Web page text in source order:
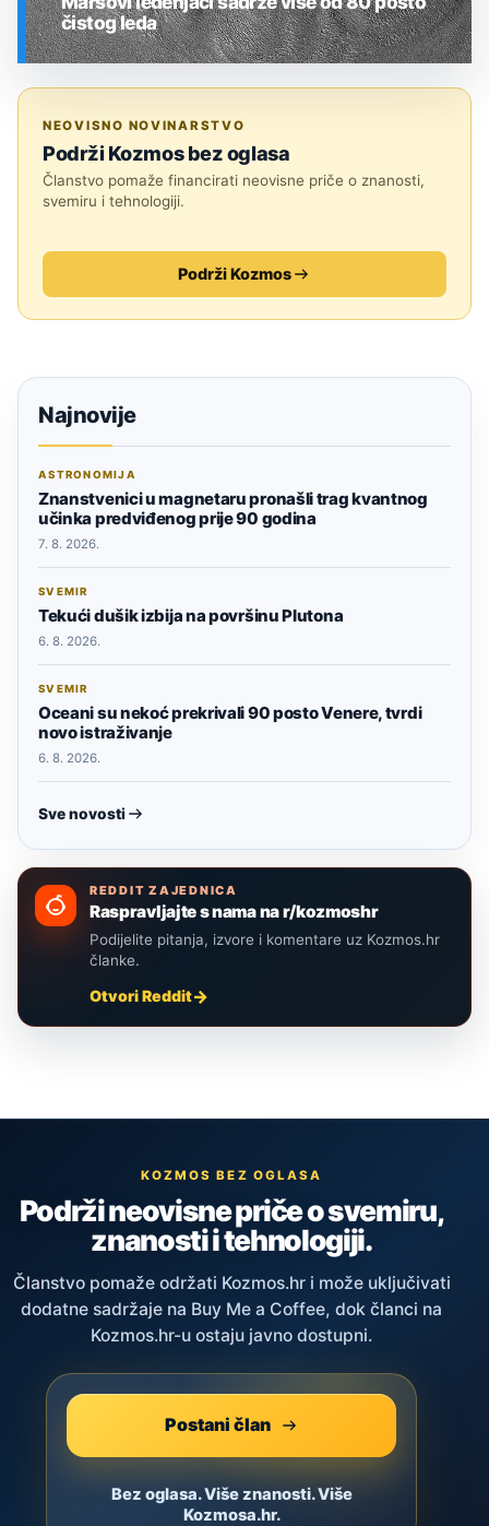
čistog leda
NEOVISNO NOVINARSTVO
Podrži Kozmos bez oglasa
Članstvo pomaže financirati neovisne priče o znanosti,
svemiru i tehnologiji.
Podrži Kozmos
Najnovije
ASTRONOMIJA
Znanstvenici u magnetaru pronašli trag kvantnog
učinka predviđenog prije 90 godina
7. 8. 2026.
SVEMIR
Tekući dušik izbija na površinu Plutona
6. 8. 2026.
SVEMIR
Oceani su nekoć prekrivali 90 posto Venere, tvrdi
novo istraživanje
6. 8. 2026.
Sve novosti
REDDIT ZAJEDNICA
Raspravljajte s nama na r/kozmoshr
Podijelite pitanja, izvore i komentare uz Kozmos.hr
članke.
Otvori Reddit
KOZMOS BEZ OGLASA
Podrži neovisne priče o svemiru,
znanosti i tehnologiji.
Članstvo pomaže održati Kozmos.hr i može uključivati
dodatne sadržaje na Buy Me a Coffee, dok članci na
Kozmos.hr-u ostaju javno dostupni.
Postani član
Bez oglasa. Više znanosti. Više
Kozmosa.hr.